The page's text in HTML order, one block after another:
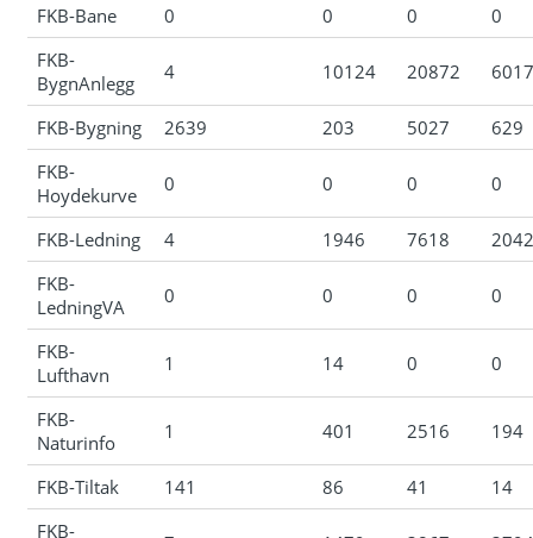
FKB-Bane 0 0 0
0
FKB-
BygnAnlegg
4 10124 20872 6017
FKB-Bygning 2639 203 5027
629
FKB-
Hoydekurve
0 0 0 0
FKB-Ledning 4 1946 7618
2042
FKB-
LedningVA
0 0 0 0
FKB-
Lufthavn
1 14 0 0
FKB-
Naturinfo
1 401 2516 194
FKB-Tiltak 141 86 41
14
FKB-